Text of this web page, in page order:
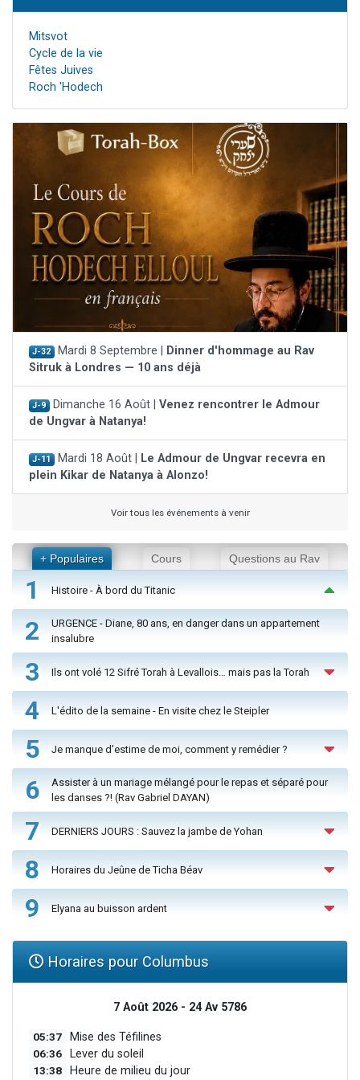
Mitsvot
Cycle de la vie
Fêtes Juives
Roch 'Hodech
J-32 Mardi 8 Septembre |
Dinner d'hommage au Rav
Sitruk à Londres — 10 ans déjà
J-9 Dimanche 16 Août | Venez rencontrer le Admour
de Ungvar à Natanya!
J-11 Mardi 18 Août |
Le Admour de Ungvar recevra en
plein Kikar de Natanya à Alonzo!
Voir tous les événements à venir
+ Populaires Cours Questions au Rav
1 Histoire - À bord du Titanic
2
URGENCE - Diane, 80 ans, en danger dans un appartement
insalubre
3 Ils ont volé 12 Sifré Torah à Levallois… mais pas la Torah
4 L'édito de la semaine - En visite chez le Steipler
5 Je manque d'estime de moi, comment y remédier ?
6
Assister à un mariage mélangé pour le repas et séparé pour
les danses ?! (Rav Gabriel DAYAN)
7 DERNIERS JOURS : Sauvez la jambe de Yohan
8 Horaires du Jeûne de Ticha Béav
9 Elyana au buisson ardent
Horaires pour Columbus
7 Août 2026 - 24 Av 5786
05:37 Mise des Téfilines
06:36 Lever du soleil
13:38 Heure de milieu du jour